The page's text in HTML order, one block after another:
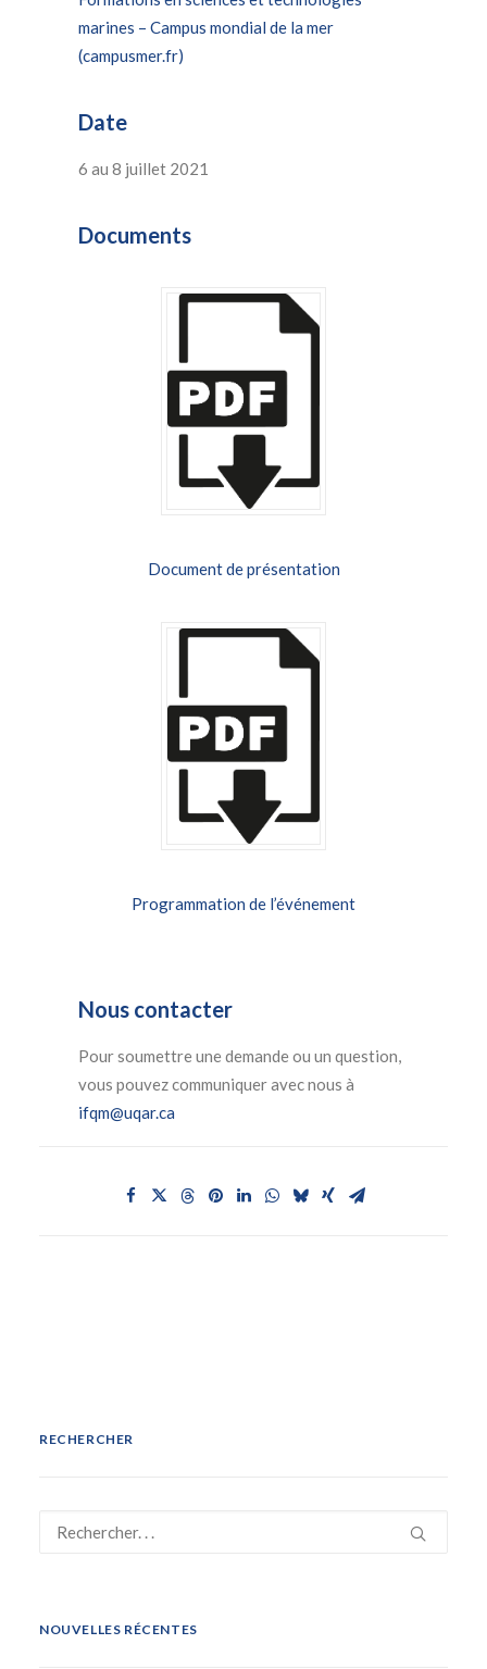
marines – Campus mondial de la mer
(campusmer.fr)
Date
6 au 8 juillet 2021
Documents
Document de présentation
Programmation de l’événement
Nous contacter
Pour soumettre une demande ou un question,
vous pouvez communiquer avec nous à
ifqm@uqar.ca
RECHERCHER
NOUVELLES RÉCENTES